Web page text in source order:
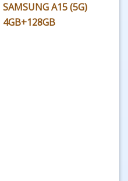
SAMSUNG A15 (5G)
4GB+128GB